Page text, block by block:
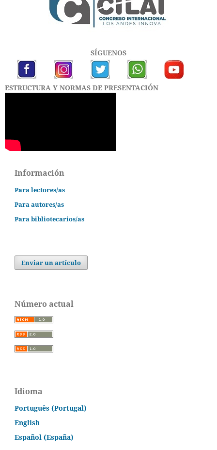
SÍGUENOS
ESTRUCTURA Y NORMAS DE PRESENTACIÓN
Información
Para lectores/as
Para autores/as
Para bibliotecarios/as
Enviar un artículo
Número actual
Idioma
Português (Portugal)
English
Español (España)